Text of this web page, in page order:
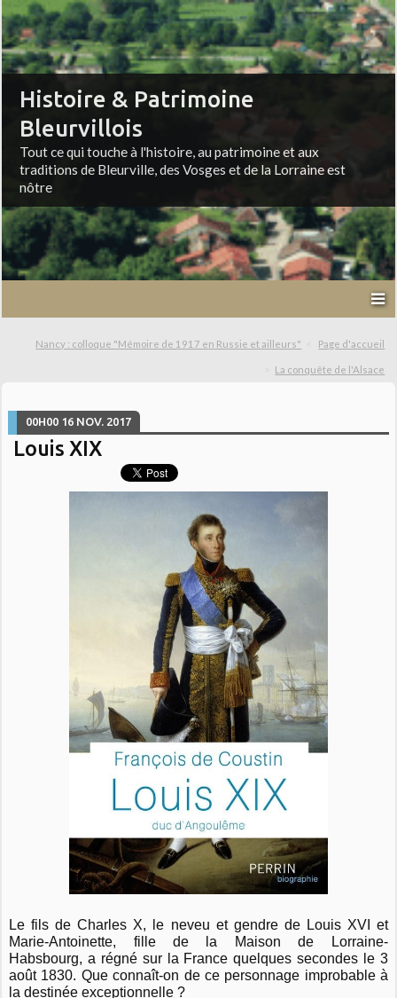
Histoire & Patrimoine
Bleurvillois
Tout ce qui touche à l'histoire, au patrimoine et aux
traditions de Bleurville, des Vosges et de la Lorraine est
nôtre
Nancy : colloque "Mémoire de 1917 en Russie et ailleurs" Page d'accueil
La conquête de l'Alsace
00H00 16 NOV. 2017
Louis XIX
Le fils de Charles X, le neveu et gendre de Louis XVI et
Marie-Antoinette, fille de la Maison de Lorraine-
Habsbourg, a régné sur la France quelques secondes le 3
août 1830. Que connaît-on de ce personnage improbable à
la destinée exceptionnelle ?